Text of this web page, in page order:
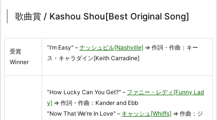
歌曲賞 / Kashou Shou[Best Original Song]
受賞
Winner
“I’m Easy" – ナッシュビル[Nashville] ⇒ 作詞・作曲：キー
ス・キャラダイン[Keith Carradine]
“How Lucky Can You Get?" – ファニー・レディ[Funny Lad
y] ⇒ 作詞・作曲：Kander and Ebb
“Now That We’re In Love" – キャッシュ[Whiffs] ⇒ 作曲：ジ